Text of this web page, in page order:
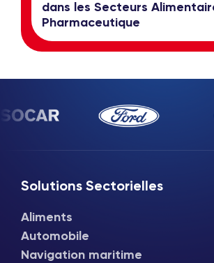
dans les Secteurs
Pharmaceutique
Solutions Sectorielles
Aliments
Automobile
Navigation maritime